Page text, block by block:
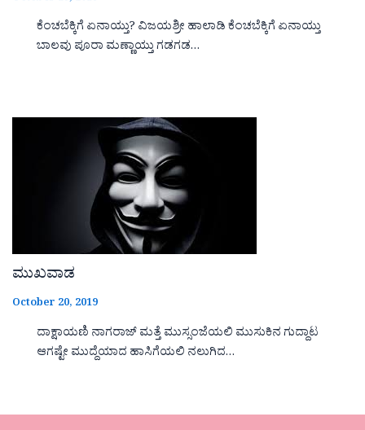
ಕೆಂಚಬೆಕ್ಕಿಗೆ ಏನಾಯ್ತು? ವಿಜಯಶ್ರೀ ಹಾಲಾಡಿ ಕೆಂಚಬೆಕ್ಕಿಗೆ ಏನಾಯ್ತು
ಬಾಲವು ಪೂರಾ ಮಣ್ಣಾಯ್ತು ಗಡಗಡ…
ಮುಖವಾಡ
October 20, 2019
ದಾಕ್ಷಾಯಣಿ ನಾಗರಾಜ್ ಮತ್ತೆ ಮುಸ್ಸಂಜೆಯಲಿ ಮುಸುಕಿನ ಗುದ್ದಾಟ
ಆಗಷ್ಟೇ ಮುದ್ದೆಯಾದ ಹಾಸಿಗೆಯಲಿ ನಲುಗಿದ…